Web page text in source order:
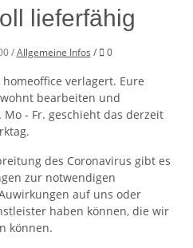
lieferfähig
/Allgemeine Infos / Kommentare
0
verlagert. Eure
bearbeiten und
- Fr. geschieht das derzeit
des Coronavirus gibt es
zur notwendigen
auf uns oder
haben können, die wir
können.